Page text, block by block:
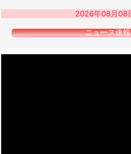
2026年08月08
ニュース速